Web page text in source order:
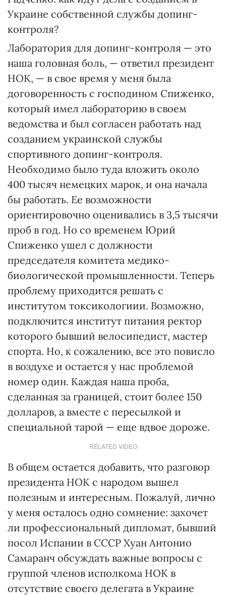
Украине собственной службы допинг-
контроля?
Лаборатория для допинг-контроля — это
наша головная боль, — ответил президент
НОК, — в свое время у меня была
договоренность с господином Спиженко,
который имел лабораторию в своем
ведомства и был согласен работать над
созданием украинской службы
спортивного допинг-контроля.
Необходимо было туда вложить около
400 тысяч немецких марок, и она начала
бы работать. Ее возможности
ориентировочно оценивались в 3,5 тысячи
проб в год. Но со временем Юрий
Спиженко ушел с должности
председателя комитета медико-
биологической промышленности. Теперь
проблему приходится решать с
институтом токсикологиии. Возможно,
подключится институт питания ректор
которого бывший велосипедист, мастер
спорта. Но, к сожалению, все это повисло
в воздухе и остается у нас проблемой
номер один. Каждая наша проба,
сделанная за границей, стоит более 150
долларов, а вместе с пересылкой и
специальной тарой — еще вдвое дороже.
RELATED VIDEO
В общем остается добавить, что разговор
президента НОК с народом вышел
полезным и интересным. Пожалуй, лично
у меня осталось одно сомнение: захочет
ли профессиональный дипломат, бывший
посол Испании в СССР Хуан Антонио
Самаранч обсуждать важные вопросы с
группой членов исполкома НОК в
отсутствие своего делегата в Украине